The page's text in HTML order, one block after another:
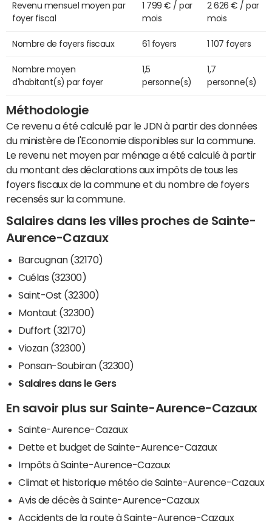
Revenu mensuel moyen par
foyer fiscal
1 799 € / par
mois
2 626 € / par
mois
Nombre de foyers fiscaux 61 foyers 1 107 foyers
Nombre moyen
d'habitant(s) par foyer
1,5
personne(s)
1,7
personne(s)
Méthodologie
Ce revenu a été calculé par le JDN à partir des données
du ministère de l'Economie disponibles sur la commune.
Le revenu net moyen par ménage a été calculé à partir
du montant des déclarations aux impôts de tous les
foyers fiscaux de la commune et du nombre de foyers
recensés sur la commune.
Salaires dans les villes proches de Sainte-
Aurence-Cazaux
Barcugnan (32170)
Cuélas (32300)
Saint-Ost (32300)
Montaut (32300)
Duffort (32170)
Viozan (32300)
Ponsan-Soubiran (32300)
Salaires dans le Gers
En savoir plus sur Sainte-Aurence-Cazaux
Sainte-Aurence-Cazaux
Dette et budget de Sainte-Aurence-Cazaux
Impôts à Sainte-Aurence-Cazaux
Climat et historique météo de Sainte-Aurence-Cazaux
Avis de décès à Sainte-Aurence-Cazaux
Accidents de la route à Sainte-Aurence-Cazaux